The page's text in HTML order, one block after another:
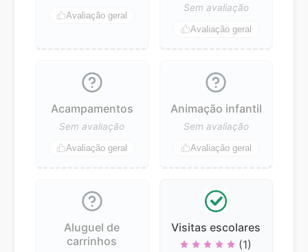
Avaliação geral
Sem avaliação
Avaliação geral
Acampamentos
Sem avaliação
Avaliação geral
Animação infantil
Sem avaliação
Avaliação geral
Aluguel de
carrinhos
Visitas escolares
(1)